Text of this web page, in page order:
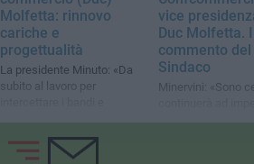
Molfetta: rinnovo
cariche e
progettualità
La presidente Minuto: «Da
subito al lavoro per
vice
Duc Molfetta. Il
commento del
Sindaco
Minervini: «Sono
continuerà ad
per il commercio